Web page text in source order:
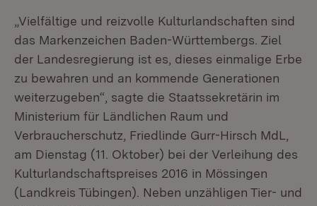
„Vielfältige und reizvolle Kulturlandschaften sind
das Markenzeichen Baden-Württembergs. Ziel
der Landesregierung ist es, dieses einmalige Erbe
zu bewahren und an kommende Generationen
weiterzugeben“, sagte die Staatssekretärin im
Ministerium für Ländlichen Raum und
Verbraucherschutz, Friedlinde Gurr-Hirsch MdL,
am Dienstag (11. Oktober) bei der Verleihung des
Kulturlandschaftspreises 2016 in Mössingen
(Landkreis Tübingen). Neben unzähligen Tier- und